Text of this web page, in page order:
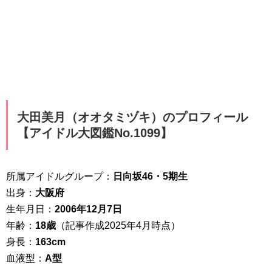
大田美月（オオタミヅキ）のプロフィール
【アイドル大図鑑No.1099】
所属アイドルグループ：
日向坂46・5期生
出身： 大阪府
生年月日： 2006年12月7日
年齢： 18歳 （記事作成2025年4月時点）
身長： 163cm
血液型： A型